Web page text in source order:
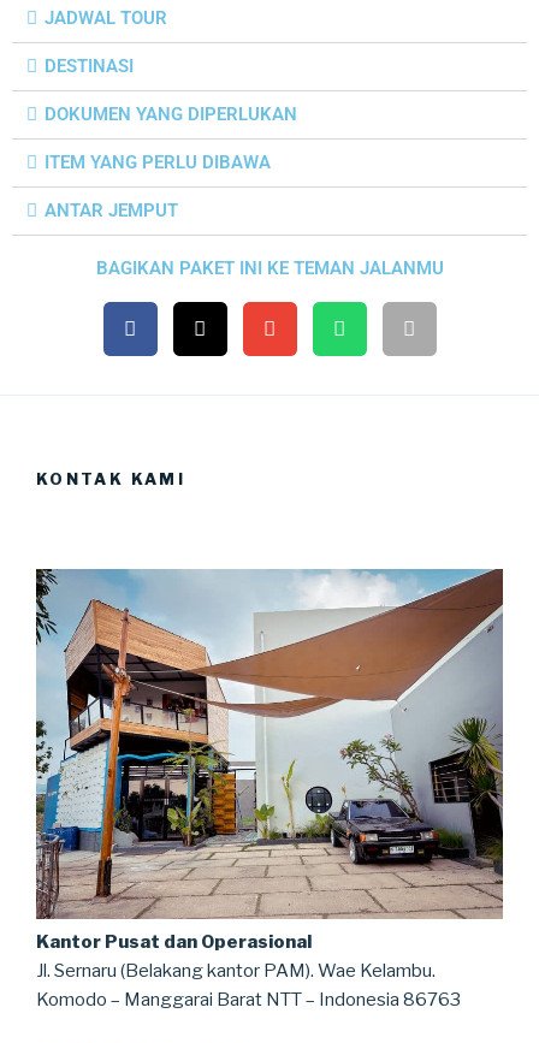
JADWAL TOUR
DESTINASI
DOKUMEN YANG DIPERLUKAN
ITEM YANG PERLU DIBAWA
ANTAR JEMPUT
BAGIKAN PAKET INI KE TEMAN JALANMU
KONTAK KAMI
Kantor Pusat dan Operasional
Jl. Sernaru (Belakang kantor PAM). Wae Kelambu.
Komodo – Manggarai Barat NTT – Indonesia 86763